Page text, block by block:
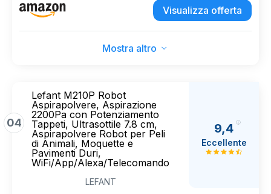
Visualizza offerta
Mostra altro
04
Lefant M210P Robot
Aspirapolvere, Aspirazione
2200Pa con Potenziamento
Tappeti, Ultrasottile 7.8 cm,
Aspirapolvere Robot per Peli
di Animali, Moquette e
Pavimenti Duri,
WiFi/App/Alexa/Telecomando
LEFANT
9,4
Eccellente